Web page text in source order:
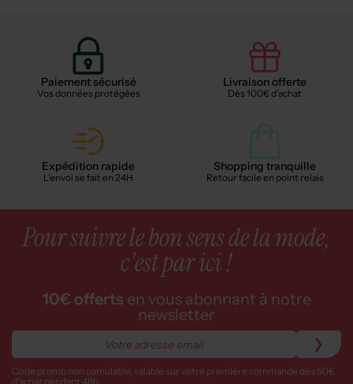
Paiement sécurisé
Vos données protégées
Livraison offerte
Dès 100€ d'achat
Expédition rapide
L'envoi se fait en 24H
Shopping tranquille
Retour facile en point relais
Pour suivre le bon sens de la mode,
c'est par ici !
10€ offerts en vous abonnant à notre
newsletter
Code promo non cumulable, valable sur votre première commande dès 50€
d’achat pendant 48h